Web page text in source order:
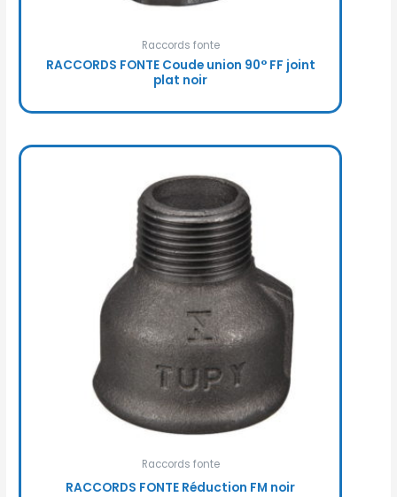
Raccords fonte
RACCORDS FONTE Coude union 90° FF joint
plat noir
Raccords fonte
RACCORDS FONTE Réduction FM noir